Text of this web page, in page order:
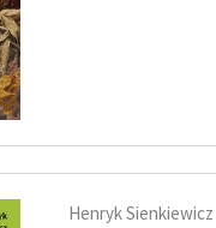
Henryk Sienkiewicz